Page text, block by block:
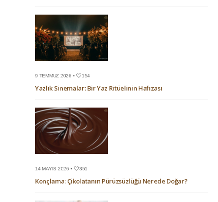
9 TEMMUZ 2026 • 154
Yazlık Sinemalar: Bir Yaz Ritüelinin Hafızası
14 MAYIS 2026 • 351
Konçlama: Çikolatanın Pürüzsüzlüğü Nerede Doğar?